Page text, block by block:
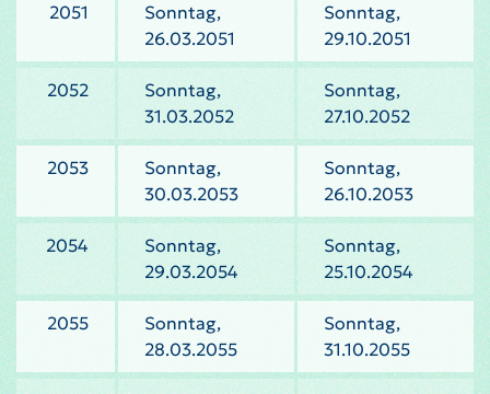
2051
Sonntag,
26.03.2051
Sonntag,
29.10.2051
2052
Sonntag,
31.03.2052
Sonntag,
27.10.2052
2053
Sonntag,
30.03.2053
Sonntag,
26.10.2053
2054
Sonntag,
29.03.2054
Sonntag,
25.10.2054
2055
Sonntag,
28.03.2055
Sonntag,
31.10.2055